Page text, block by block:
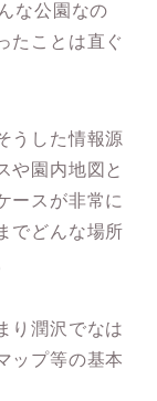
な公園なの
たことは直ぐ
うした情報源
や園内地図と
ースが非常に
でどんな場所
り潤沢でなは
ップ等の基本